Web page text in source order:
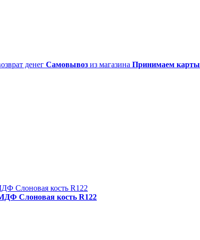
денег Самовывоз из магазина Принимаем карты
Слоновая кость R122